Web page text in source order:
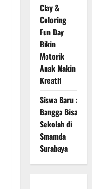
Clay &
Coloring
Fun Day
Bikin
Motorik
Anak Makin
Kreatif
Siswa Baru :
Bangga Bisa
Sekolah di
Smamda
Surabaya